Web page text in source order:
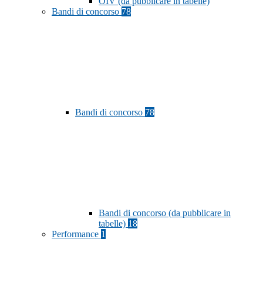
Bandi di concorso 78
Bandi di concorso 78
Bandi di concorso (da pubblicare in
tabelle) 18
Performance 1